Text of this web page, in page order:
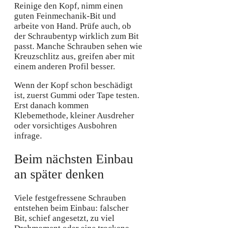
Reinige den Kopf, nimm einen
guten Feinmechanik-Bit und
arbeite von Hand. Prüfe auch, ob
der Schraubentyp wirklich zum Bit
passt. Manche Schrauben sehen wie
Kreuzschlitz aus, greifen aber mit
einem anderen Profil besser.
Wenn der Kopf schon beschädigt
ist, zuerst Gummi oder Tape testen.
Erst danach kommen
Klebemethode, kleiner Ausdreher
oder vorsichtiges Ausbohren
infrage.
Beim nächsten Einbau
an später denken
Viele festgefressene Schrauben
entstehen beim Einbau: falscher
Bit, schief angesetzt, zu viel